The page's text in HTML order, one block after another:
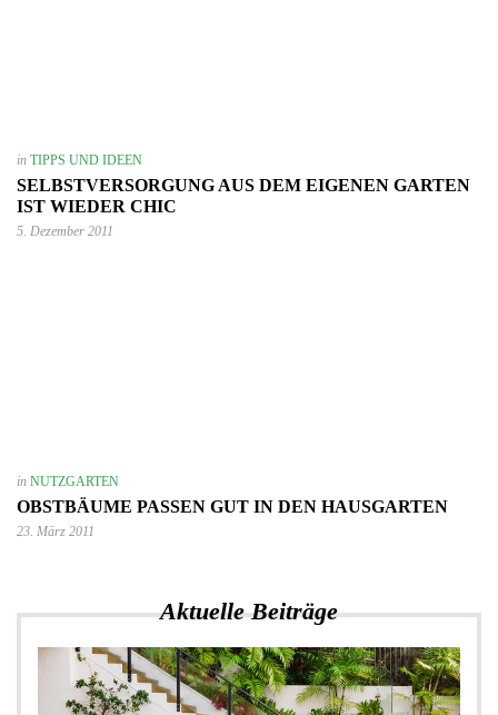
in TIPPS UND IDEEN
SELBSTVERSORGUNG AUS DEM EIGENEN GARTEN
IST WIEDER CHIC
5. Dezember 2011
in NUTZGARTEN
OBSTBÄUME PASSEN GUT IN DEN HAUSGARTEN
23. März 2011
Aktuelle Beiträge